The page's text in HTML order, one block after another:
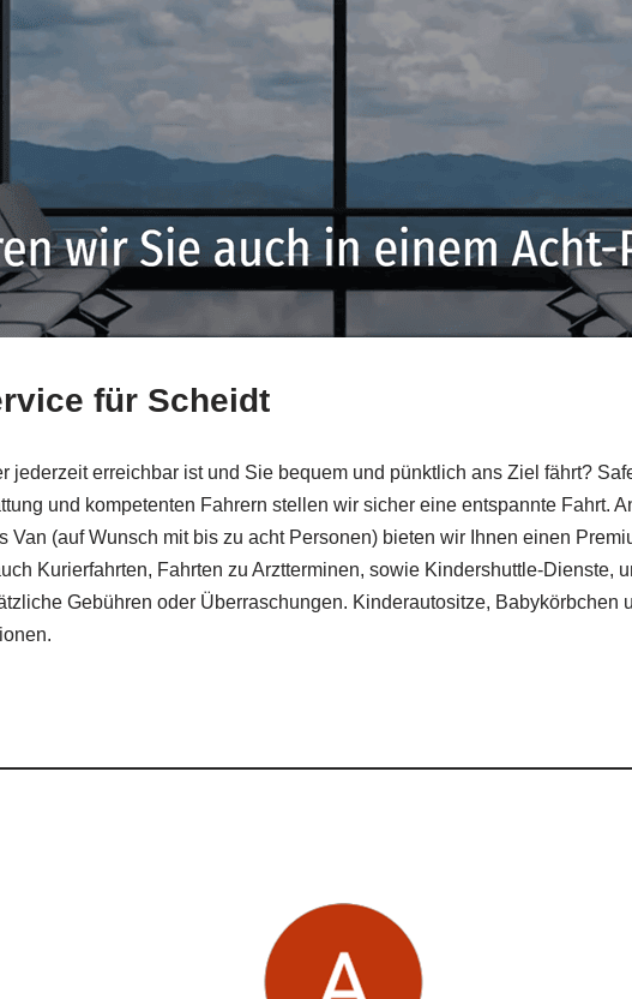
für Scheidt
erreichbar ist und Sie bequem und pünktlich ans Ziel fährt?
und kompetenten Fahrern stellen wir sicher eine entspannte Fahrt.
(auf Wunsch mit bis zu acht Personen) bieten wir Ihnen einen
Kurierfahrten, Fahrten zu Arztterminen, sowie Kindershuttle-Dienste,
Gebühren oder Überraschungen. Kinderautositze,